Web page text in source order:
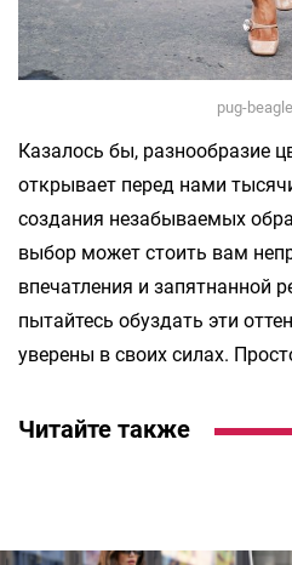
pug-
Казалось бы, разнообразие
открывает перед нами
создания незабываемых
выбор может стоить вам
впечатления и запятнанной
пытайтесь обуздать эти
уверены в своих силах.
Читайте также